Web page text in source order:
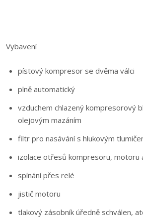
Vybavení
pístový kompresor se dvěma válci
plně automatický
vzduchem chlazený kompresorový
olejovým mazáním
filtr pro nasávání s hlukovým
izolace otřesů kompresoru, motoru
spínání přes relé
jistič motoru
tlakový zásobník úředně schválen,